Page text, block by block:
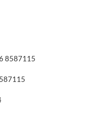
8587115